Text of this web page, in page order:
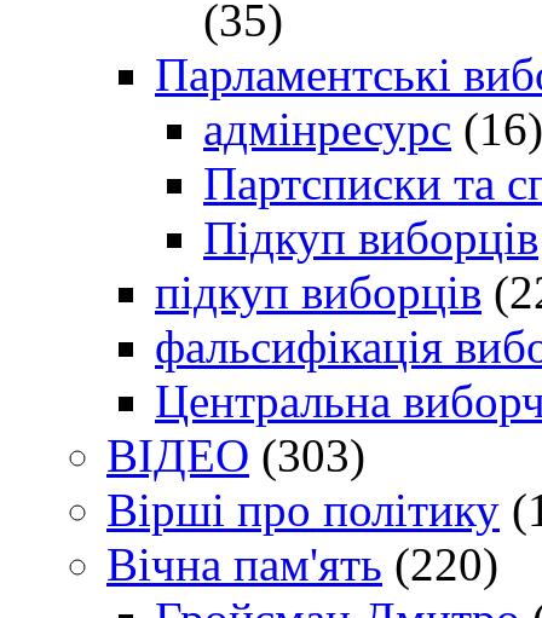
(35)
Парламентські
адмінресурс (16)
Партсписки та
Підкуп виборців
підкуп виборців
фальсифікація
Центральна
ВІДЕО (303)
Вірші про політику
Вічна пам'ять (220)